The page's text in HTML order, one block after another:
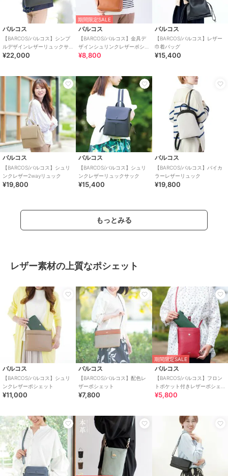
バルコス
【BARCOS/バルコス】シンプ
ルデザインレザーリュックサ
ック
¥22,000
期間限定SALE
バルコス
【BARCOS/バルコス】金具デ
ザインシュリンクレザーポシ
ェット
¥8,800
バルコス
【BARCOS/バルコス】レザー
巾着バッグ
¥15,400
バルコス
【BARCOS/バルコス】シュリ
ンクレザー2wayリュック
¥19,800
バルコス
【BARCOS/バルコス】シュリ
ンクレザーリュックサック
¥15,400
バルコス
【BARCOS/バルコス】バイカ
ラーレザーリュック
¥19,800
もっとみる
レザー素材の上質なポシェット
バルコス
【BARCOS/バルコス】シュリ
ンクレザーポシェット
¥11,000
バルコス
【BARCOS/バルコス】配色レ
ザーポシェット
¥7,800
期間限定SALE
バルコス
【BARCOS/バルコス】フロン
トポケット付きレザーポシェ
ット
¥5,800